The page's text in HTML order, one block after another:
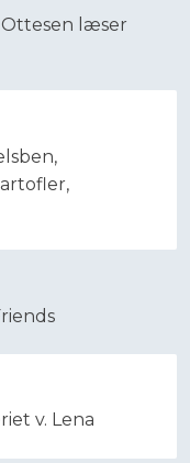
Ottesen læser
v. Lena